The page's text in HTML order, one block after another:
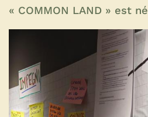
« COMMON LAND » est né